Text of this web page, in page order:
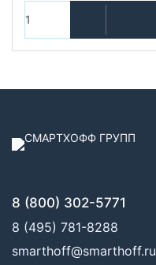
8 (800) 302-5771
8 (495) 781-8288
smarthoff@smarthoff.ru